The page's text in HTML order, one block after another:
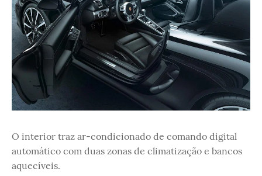
O interior traz ar-condicionado de comando digital
automático com duas zonas de climatização e bancos
aquecíveis.